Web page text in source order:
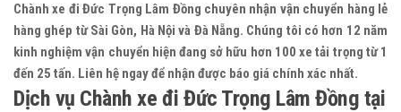
Chành xe đi Đức Trọng Lâm Đồng chuyên nhận vận chuyển hàng lẻ
hàng ghép từ Sài Gòn, Hà Nội và Đà Nẵng. Chúng tôi có hơn 12 năm
kinh nghiệm vận chuyển hiện đang sở hữu hơn 100 xe tải trọng từ 1
đến 25 tấn. Liên hệ ngay để nhận được báo giá chính xác nhất.
Dịch vụ Chành xe đi Đức Trọng Lâm Đồng tại